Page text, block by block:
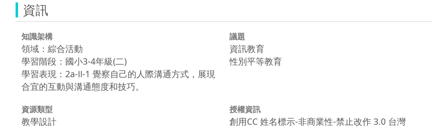
資訊
知識架構
領域：綜合活動
學習階段：國小3-4年級(二)
學習表現：2a-Ⅱ-1 覺察自己的人際溝通方式，展現
合宜的互動與溝通態度和技巧。
議題
資訊教育
性別平等教育
資源類型
教學設計
授權資訊
創用CC 姓名標示-非商業性-禁止改作 3.0 台灣